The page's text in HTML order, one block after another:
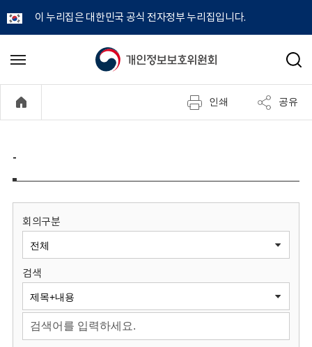
이 누리집은 대한민국 공식 전자정부 누리집입니다.
개
정
보
원
회
메
기
검
인쇄 공유
-
회의구분
검색